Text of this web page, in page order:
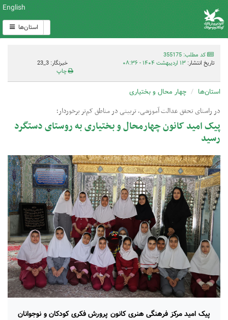
English
استان‌ها
کد مطلب: 355175
تاریخ انتشار: ۱۳ اردیبهشت ۱۴۰۴ - ۰۸:۳۶
خبرنگار: 3_23
چاپ
استان‌ها چهار محال و بختیاری
در راستای تحقق عدالت آموزشی، تربیتی در مناطق کم‌تر برخوردار؛
پیک امید کانون چهارمحال و بختیاری به روستای دستگرد
رسید
پیک امید مرکز فرهنگی هنری کانون پرورش فکری کودکان و نوجوانان